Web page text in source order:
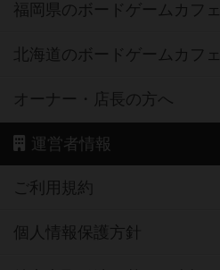
福岡県のボードゲームカフェ
北海道のボードゲームカフェ
オーナー・店長の方へ
運営者情報
ご利用規約
個人情報保護方針